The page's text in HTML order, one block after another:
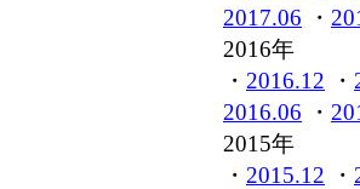
2017.06 ・
2016年
・ 2016.12 ・
2016.06 ・
2015年
・ 2015.12 ・